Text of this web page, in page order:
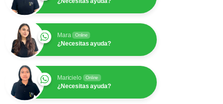
Mara Online
¿Necesitas ayuda?
Maricielo Online
¿Necesitas ayuda?